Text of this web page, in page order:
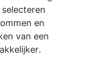
en
van een